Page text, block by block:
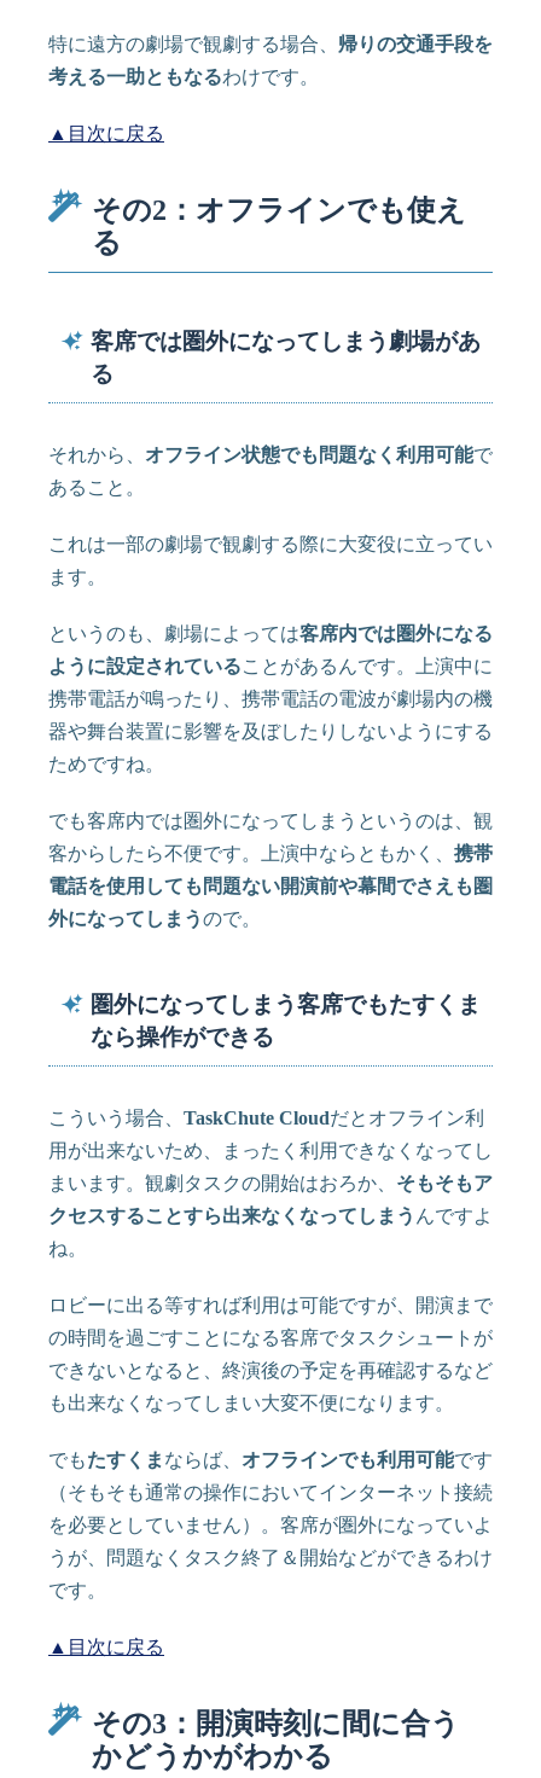
特に遠方の劇場で観劇する場合、 帰りの交通手段を
考える一助ともなるわけです。
▲目次に戻る
その2：オフラインでも使え
る
客席では圏外になってしまう劇場があ
る
それから、 オフライン状態でも問題なく利用可能で
あること。
これは一部の劇場で観劇する際に大変役に立ってい
ます。
というのも、劇場によっては客席内では圏外になる
ように設定されていることがあるんです。上演中に
携帯電話が鳴ったり、携帯電話の電波が劇場内の機
器や舞台装置に影響を及ぼしたりしないようにする
ためですね。
でも客席内では圏外になってしまうというのは、観
客からしたら不便です。上演中ならともかく、 携帯
電話を使用しても問題ない開演前や幕間でさえも圏
外になってしまうので。
圏外になってしまう客席でもたすくま
なら操作ができる
こういう場合、 TaskChute Cloudだとオフライン利
用が出来ないため、まったく利用できなくなってし
まいます。観劇タスクの開始はおろか、 そもそもア
クセスすることすら出来なくなってしまう んですよ
ね。
ロビーに出る等すれば利用は可能ですが、開演まで
の時間を過ごすことになる客席でタスクシュートが
できないとなると、終演後の予定を再確認するなど
も出来なくなってしまい大変不便になります。
でもたすくま ならば、 オフラインでも利用可能です
（そもそも通常の操作においてインターネット接続
を必要としていません）。客席が圏外になっていよ
うが、問題なくタスク終了＆開始などができるわけ
です。
▲目次に戻る
その3：開演時刻に間に合う
かどうかがわかる